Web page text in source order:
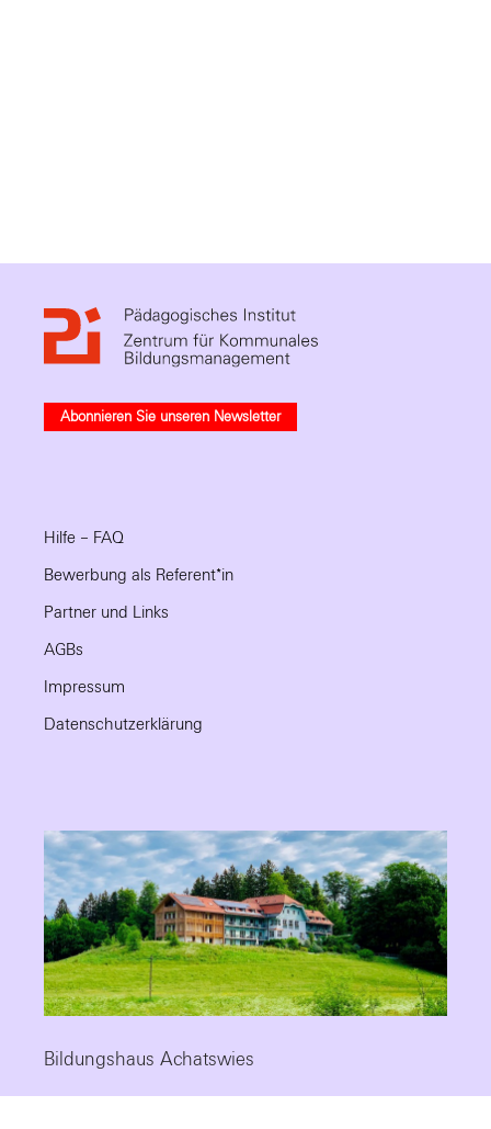
Abonnieren Sie unseren Newsletter
Hilfe – FAQ
Bewerbung als Referent*in
Partner und Links
AGBs
Impressum
Datenschutzerklärung
Bildungshaus Achatswies